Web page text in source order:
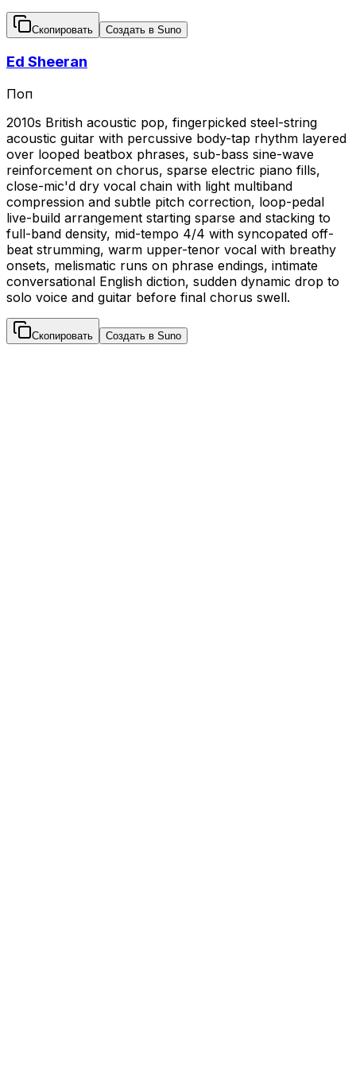
Скопировать Создать в Suno
Ed Sheeran
Поп
2010s British acoustic pop, fingerpicked steel-string
acoustic guitar with percussive body-tap rhythm layered
over looped beatbox phrases, sub-bass sine-wave
reinforcement on chorus, sparse electric piano fills,
close-mic'd dry vocal chain with light multiband
compression and subtle pitch correction, loop-pedal
live-build arrangement starting sparse and stacking to
full-band density, mid-tempo 4/4 with syncopated off-
beat strumming, warm upper-tenor vocal with breathy
onsets, melismatic runs on phrase endings, intimate
conversational English diction, sudden dynamic drop to
solo voice and guitar before final chorus swell.
Скопировать Создать в Suno